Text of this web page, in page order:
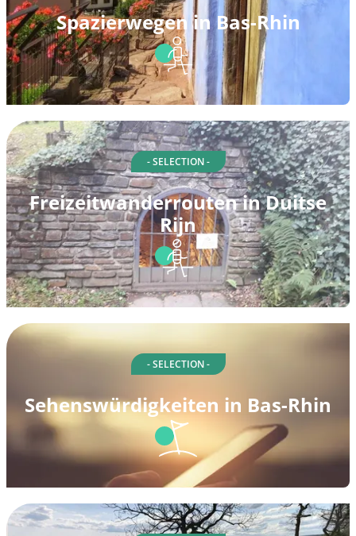
Spazierwegen in Bas-Rhin
- SELECTION -
Freizeitwanderrouten in Duitse
Rijn
- SELECTION -
Sehenswürdigkeiten in Bas-Rhin